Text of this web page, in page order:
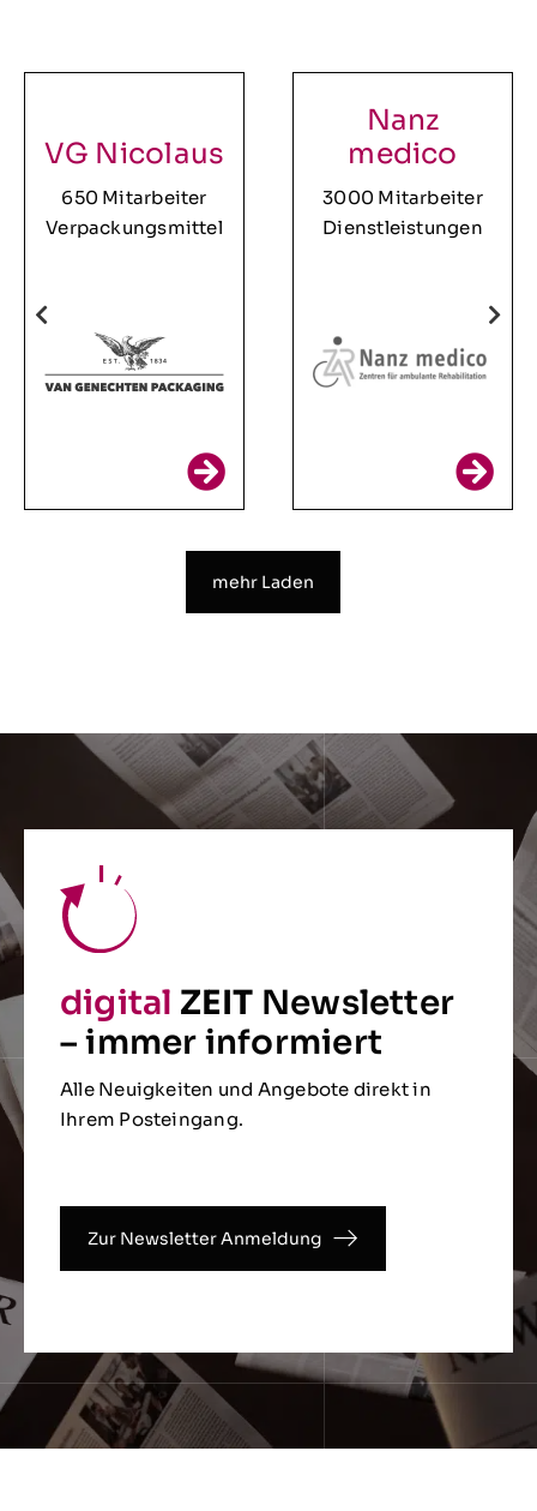
VG Nicolaus
650 Mitarbeiter
Verpackungsmittel
Nanz
medico
3000 Mitarbeiter
Dienstleistungen
mehr Laden
digital ZEIT Newsletter
– immer informiert
Alle Neuigkeiten und Angebote direkt in
Ihrem Posteingang.
Zur Newsletter Anmeldung